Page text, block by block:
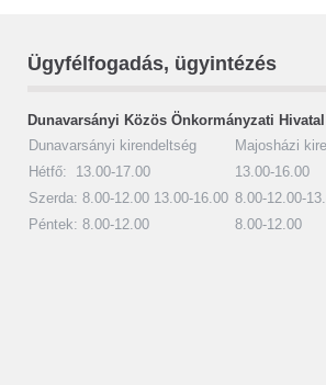
Ügyfélfogadás, ügyintézés
Dunavarsányi Közös Önkormányzati Hivatal
Dunavarsányi kirendeltség
Majosházi
Hétfő: 13.00-17.00
13.00-16.00
Szerda: 8.00-12.00 13.00-16.00 8.00-12.00-
Péntek: 8.00-12.00
8.00-12.00